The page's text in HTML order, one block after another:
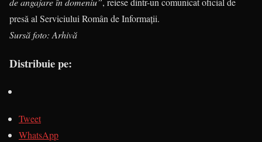
presă al Serviciului Român de Informații.
Sursă foto: Arhivă
Distribuie pe:
Tweet
WhatsApp